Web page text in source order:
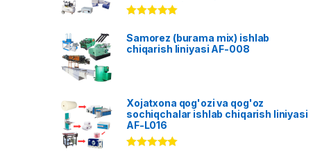
out of 5
Samorez (burama mix) ishlab
chiqarish liniyasi AF-008
Xojatxona qog'ozi va qog'oz
sochiqchalar ishlab chiqarish liniyasi
AF-L016